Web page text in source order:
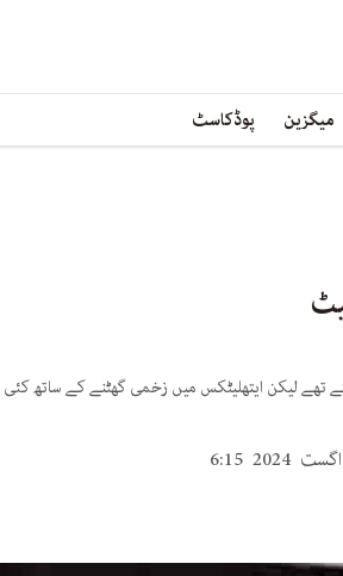
میگزین پوڈکاسٹ
تھے لیکن ایتھلیٹکس میں زخمی گھٹنے کے ساتھ کئی